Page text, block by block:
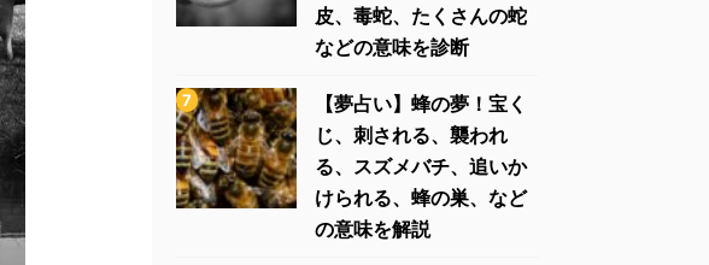
皮、毒蛇、たくさんの蛇
などの意味を診断
【夢占い】蜂の夢！宝く
じ、刺される、襲われ
る、スズメバチ、追いか
けられる、蜂の巣、など
の意味を解説